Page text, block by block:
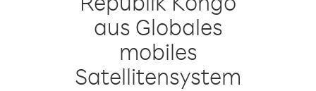
aus Globales
mobiles
Satellitensystem